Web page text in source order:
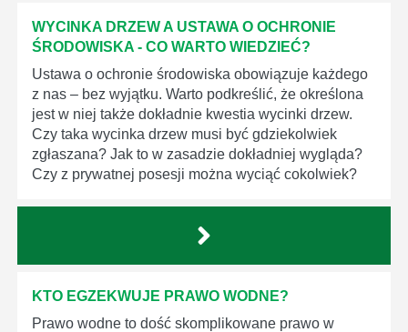
WYCINKA DRZEW A USTAWA O OCHRONIE
ŚRODOWISKA - CO WARTO WIEDZIEĆ?
Ustawa o ochronie środowiska obowiązuje każdego
z nas – bez wyjątku. Warto podkreślić, że określona
jest w niej także dokładnie kwestia wycinki drzew.
Czy taka wycinka drzew musi być gdziekolwiek
zgłaszana? Jak to w zasadzie dokładniej wygląda?
Czy z prywatnej posesji można wyciąć cokolwiek?
KTO EGZEKWUJE PRAWO WODNE?
Prawo wodne to dość skomplikowane prawo w